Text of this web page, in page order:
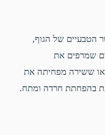
הטבעיים של הגוף,
שמרפים את
ששירה מפחיתה את
בהפחתת חרדה ומתח.